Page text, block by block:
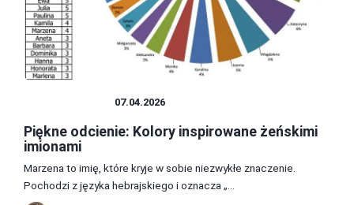
07.04.2026
Piękne odcienie: Kolory inspirowane żeńskimi
imionami
Marzena to imię, które kryje w sobie niezwykłe znaczenie.
Pochodzi z języka hebrajskiego i oznacza „...